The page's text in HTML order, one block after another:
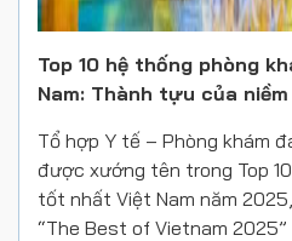
Top 10 hệ thống phòng
Nam: Thành tựu của
Tổ hợp Y tế – Phòng khám
được xướng tên trong Top
tốt nhất Việt Nam năm 2025,
“The Best of Vietnam